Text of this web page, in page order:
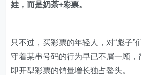
娃，而是奶茶+彩票。
只不过，买彩票的年轻人，对“彪子”
守着某串号码的行为早已不屑一顾，
即开型彩票的销量增长独占鳌头。